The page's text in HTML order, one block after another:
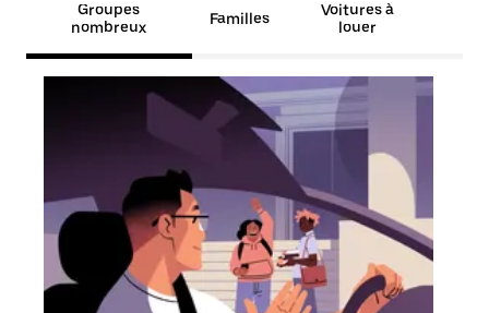
Groupes
nombreux
Familles
Voitures à
louer